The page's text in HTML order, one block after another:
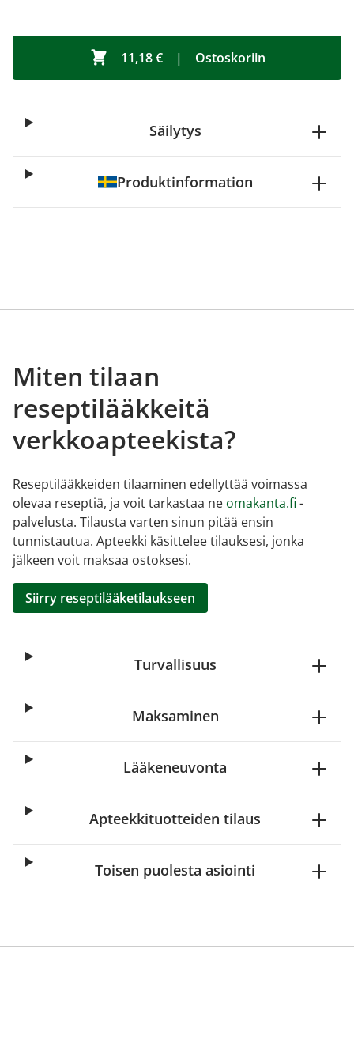
11,18 € | Ostoskoriin
Säilytys
Produktinformation
Miten tilaan
reseptilääkkeitä
verkkoapteekista?
Reseptilääkkeiden tilaaminen edellyttää voimassa
olevaa reseptiä, ja voit tarkastaa ne omakanta.fi -
palvelusta. Tilausta varten sinun pitää ensin
tunnistautua. Apteekki käsittelee tilauksesi, jonka
jälkeen voit maksaa ostoksesi.
Siirry reseptilääketilaukseen
Turvallisuus
Maksaminen
Lääkeneuvonta
Apteekkituotteiden tilaus
Toisen puolesta asiointi